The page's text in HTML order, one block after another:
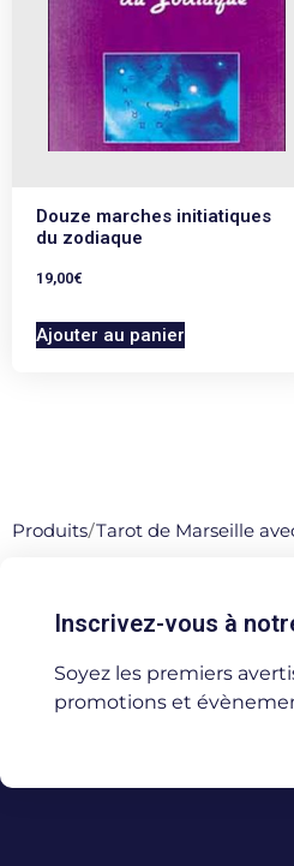
Douze marches initiatiques
du zodiaque
19,00€
Ajouter au panier
Produits/Tarot de Marseille
Inscrivez-vous à
Soyez les premiers
promotions et